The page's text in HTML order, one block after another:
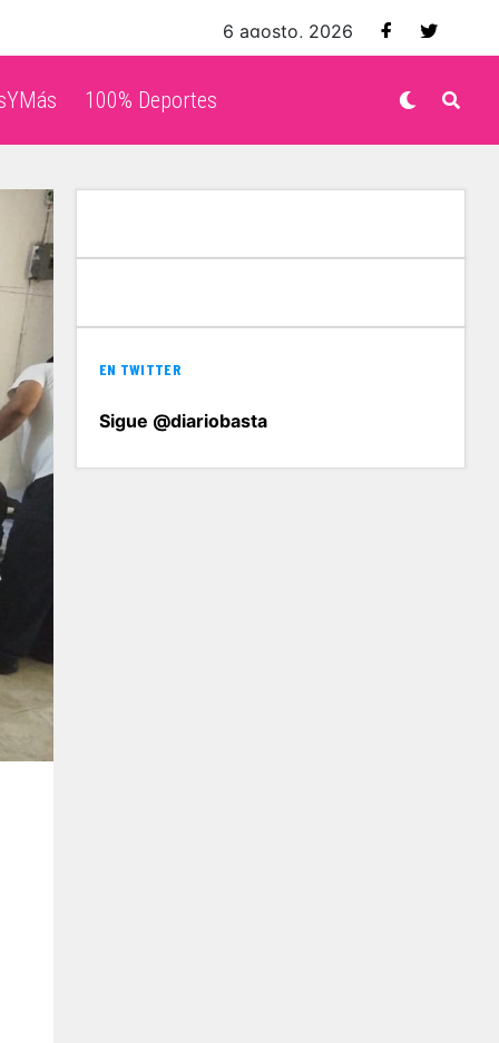
6 agosto, 2026
100% Deportes
EN TWITTER
Sigue @diariobasta